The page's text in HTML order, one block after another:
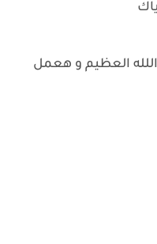
العظيم و هعمل